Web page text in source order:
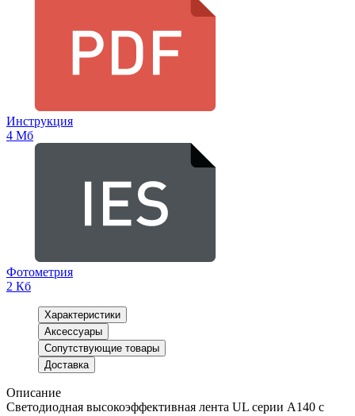
Инструкция
4 Мб
Фотометрия
2 Кб
Характеристики
Аксессуары
Сопутствующие товары
Доставка
Описание
Светодиодная высокоэффективная лента UL серии A140 с